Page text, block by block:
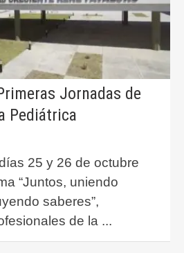
Jornadas de
Pediátrica
25 y 26 de octubre
“Juntos, uniendo
saberes”,
de la ...